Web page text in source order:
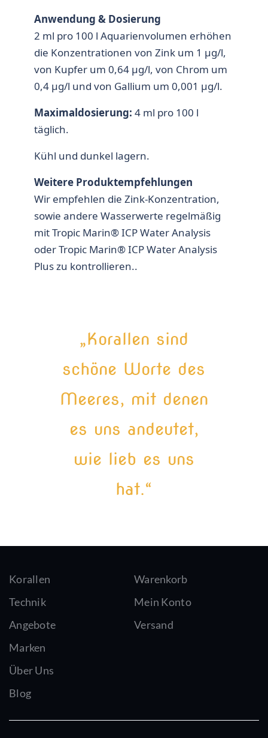
Anwendung & Dosierung
2 ml pro 100 l Aquarienvolumen erhöhen
die Konzentrationen von Zink um 1 µg/l,
von Kupfer um 0,64 µg/l, von Chrom um
0,4 µg/l und von Gallium um 0,001 µg/l.
Maximaldosierung: 4 ml pro 100 l
täglich.
Kühl und dunkel lagern.
Weitere Produktempfehlungen
Wir empfehlen die Zink-Konzentration,
sowie andere Wasserwerte regelmäßig
mit Tropic Marin® ICP Water Analysis
oder Tropic Marin® ICP Water Analysis
Plus zu kontrollieren..
„Korallen sind
schöne Worte des
Meeres, mit denen
es uns andeutet,
wie lieb es uns
hat.“
Korallen
Technik
Angebote
Marken
Über Uns
Blog
Warenkorb
Mein Konto
Versand